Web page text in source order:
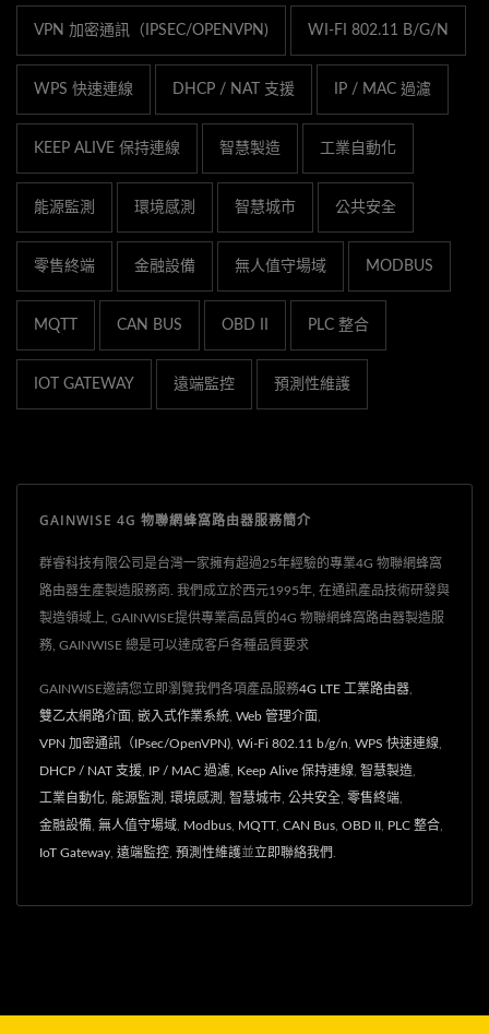
VPN 加密通訊（IPSEC/OPENVPN) WI-FI 802.11 B/G/N
WPS 快速連線 DHCP / NAT 支援 IP / MAC 過濾
KEEP ALIVE 保持連線 智慧製造 工業自動化
能源監測 環境感測 智慧城市 公共安全
零售終端 金融設備 無人值守場域 MODBUS
MQTT CAN BUS OBD II PLC 整合
IOT GATEWAY 遠端監控 預測性維護
GAINWISE 4G 物聯網蜂窩路由器服務簡介
群睿科技有限公司是台灣一家擁有超過25年經驗的專業4G 物聯網蜂窩
路由器生產製造服務商. 我們成立於西元1995年, 在通訊產品技術研發與
製造領域上, GAINWISE提供專業高品質的4G 物聯網蜂窩路由器製造服
務, GAINWISE 總是可以達成客戶各種品質要求
GAINWISE邀請您立即瀏覽我們各項產品服務4G LTE 工業路由器
雙乙太網路介面 嵌入式作業系統 Web 管理介面
VPN 加密通訊（IPsec/OpenVPN) Wi-Fi 802.11 b/g/n WPS 快速連線
DHCP / NAT 支援 IP / MAC 過濾 Keep Alive 保持連線 智慧製造
工業自動化 能源監測 環境感測 智慧城市 公共安全 零售終端
金融設備 無人值守場域 Modbus MQTT CAN Bus OBD II PLC 整合
IoT Gateway 遠端監控 預測性維護並 立即聯絡我們